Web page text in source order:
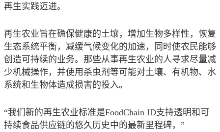
再生实践迈进。
再生农业旨在确保健康的土壤，增加生物多样性，恢复
生态系统平衡，减缓气候变化的加速，同时使农民能够
创造可持续的业务。那些从事再生农业的人寻求尽量减
少机械操作，并使用杀虫剂等可能对土壤、有机物、水
系统和生物体造成损害的投入。
“我们新的再生农业标准是FoodChain ID支持透明和可
持续食品供应链的悠久历史中的最新里程碑， ”